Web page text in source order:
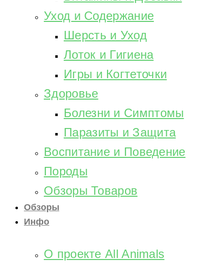
Уход и Содержание
Шерсть и Уход
Лоток и Гигиена
Игры и Когтеточки
Здоровье
Болезни и Симптомы
Паразиты и Защита
Воспитание и Поведение
Породы
Обзоры Товаров
Обзоры
Инфо
О проекте All Animals